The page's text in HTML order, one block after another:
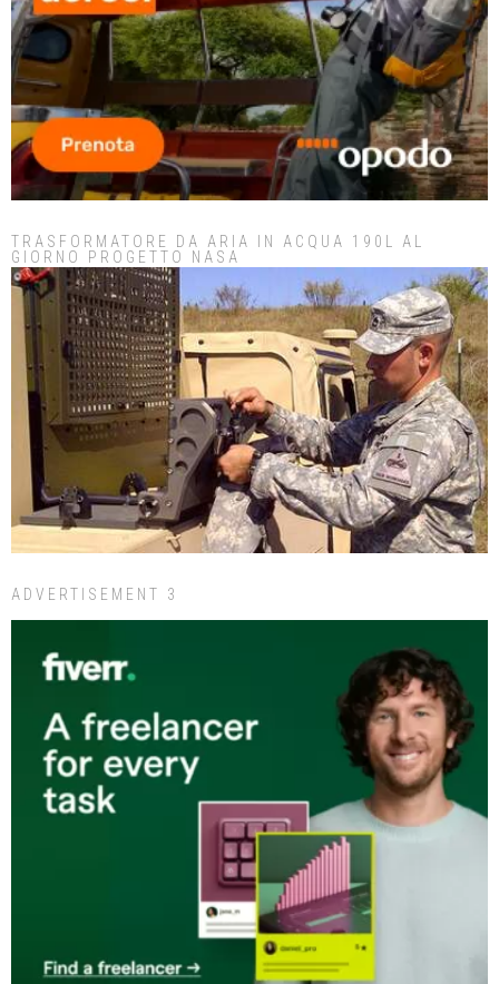
TRASFORMATORE DA ARIA IN ACQUA 190L AL
GIORNO PROGETTO NASA
ADVERTISEMENT 3